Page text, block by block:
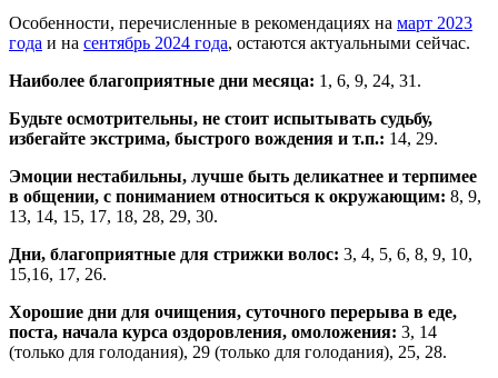
Особенности, перечисленные в рекомендациях на март 2023
года и на сентябрь 2024 года, остаются актуальными сейчас.
Наиболее благоприятные дни месяца: 1, 6, 9, 24, 31.
Будьте осмотрительны, не стоит испытывать судьбу,
избегайте экстрима, быстрого вождения и т.п.: 14, 29.
Эмоции нестабильны, лучше быть деликатнее и терпимее
в общении, с пониманием относиться к окружающим: 8, 9,
13, 14, 15, 17, 18, 28, 29, 30.
Дни, благоприятные для стрижки волос: 3, 4, 5, 6, 8, 9, 10,
15,16, 17, 26.
Хорошие дни для очищения, суточного перерыва в еде,
поста, начала курса оздоровления, омоложения: 3, 14
(только для голодания), 29 (только для голодания), 25, 28.